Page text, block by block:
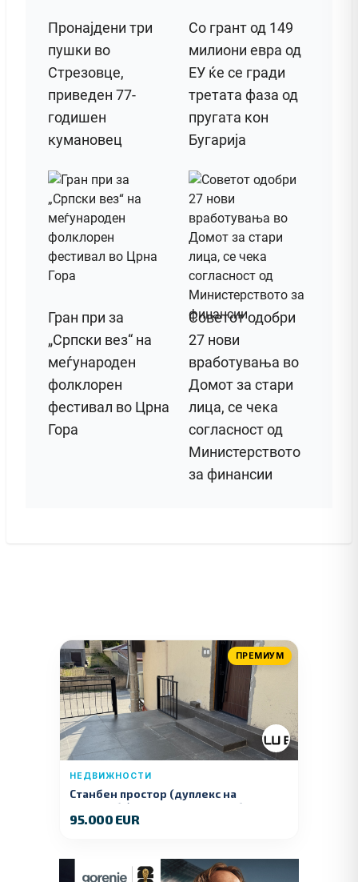
Пронајдени три
пушки во
Стрезовце,
приведен 77-
годишен
кумановец
Со грант од 149
милиони евра од
ЕУ ќе се гради
третата фаза од
пругата кон
Бугарија
Гран при за
„Српски вез“ на
меѓународен
фолклорен
фестивал во Црна
Гора
Советот одобри
27 нови
вработувања во
Домот за стари
лица, се чека
согласност од
Министерството
за финансии
ПРЕМИУМ
НЕДВИЖНОСТИ
Станбен простор (дуплекс на
продажба) – Ул. Стојан Арсов бр. 1,
Куманово
95.000 EUR